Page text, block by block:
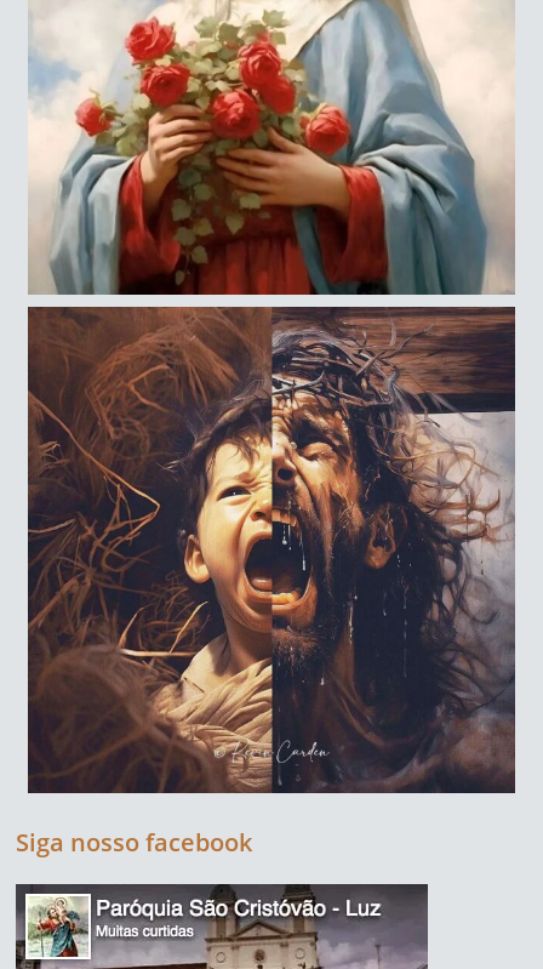
Siga nosso facebook